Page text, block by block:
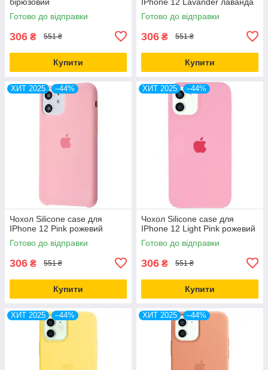
Готово до відправки
306 ₴ 551 ₴
Купити
Готово до відправки
306 ₴ 551 ₴
Купити
ХИТ 2025 –44%
Чохол Silicone case для
IPhone 12 Pink рожевий
Готово до відправки
306 ₴ 551 ₴
Купити
ХИТ 2025 –44%
Чохол Silicone case для
IPhone 12 Light Pink рожевий
Готово до відправки
306 ₴ 551 ₴
Купити
ХИТ 2025 –44% ХИТ 2025 –44%